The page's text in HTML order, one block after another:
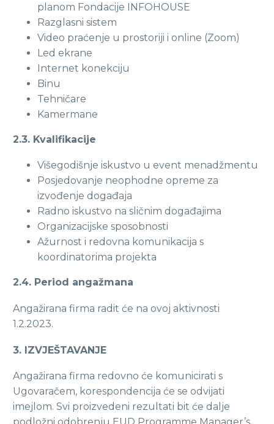
planom Fondacije INFOHOUSE
Razglasni sistem
Video praćenje u prostoriji i online (Zoom)
Led ekrane
Internet konekciju
Binu
Tehničare
Kamermane
2.3. Kvalifikacije
Višegodišnje iskustvo u event menadžmentu
Posjedovanje neophodne opreme za
izvođenje događaja
Radno iskustvo na sličnim događajima
Organizacijske sposobnosti
Ažurnost i redovna komunikacija s
koordinatorima projekta
2.4. Period angažmana
Angažirana firma radit će na ovoj aktivnosti
1.2.2023.
3. IZVJEŠTAVANJE
Angažirana firma redovno će komunicirati s
Ugovaračem, korespondencija će se odvijati
imejlom. Svi proizvedeni rezultati bit će dalje